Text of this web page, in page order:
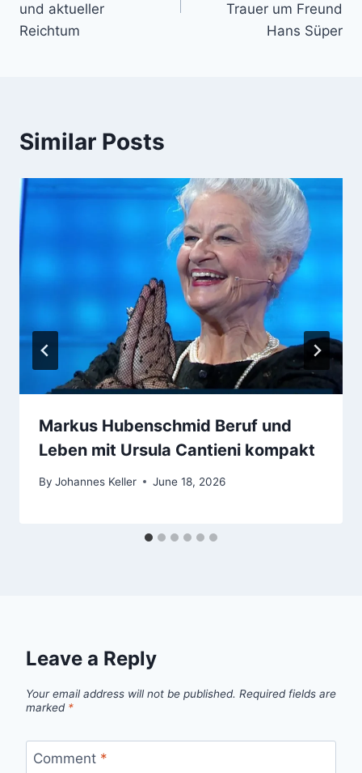
und aktueller
Reichtum
Trauer um Freund
Hans Süper
Similar Posts
Markus Hubenschmid Beruf und
Leben mit Ursula Cantieni kompakt
By Johannes Keller June 18, 2026
Leave a Reply
Your email address will not be published. Required fields are
marked *
Comment *